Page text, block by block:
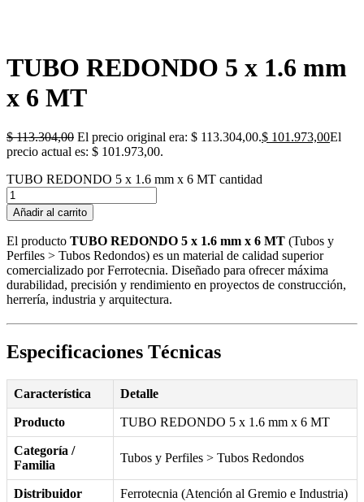
TUBO REDONDO 5 x 1.6 mm
x 6 MT
$113.304,00 El precio original era: $ 113.304,00.$ 101.973,00El
precio actual es: $ 101.973,00.
TUBO REDONDO 5 x 1.6 mm x 6 MT cantidad
Añadir al carrito
El producto TUBO REDONDO 5 x 1.6 mm x 6 MT (Tubos y
Perfiles > Tubos Redondos) es un material de calidad superior
comercializado por Ferrotecnia. Diseñado para ofrecer máxima
durabilidad, precisión y rendimiento en proyectos de construcción,
herrería, industria y arquitectura.
Especificaciones Técnicas
Característica Detalle
Producto TUBO REDONDO 5 x 1.6 mm x 6 MT
Categoría /
Familia
Tubos y Perfiles > Tubos Redondos
Distribuidor Ferrotecnia (Atención al Gremio e Industria)